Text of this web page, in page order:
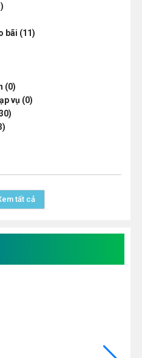
bãi (11)
(0)
vụ (0)
tất cả